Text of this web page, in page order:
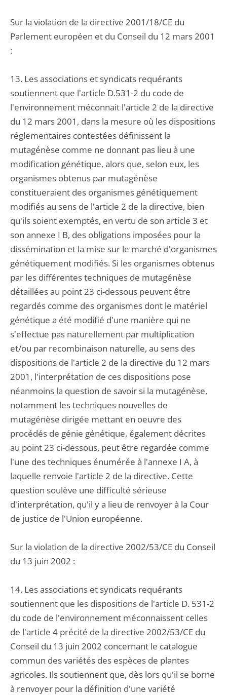
Sur la violation de la directive 2001/18/CE du
Parlement européen et du Conseil du 12 mars 2001
:
13. Les associations et syndicats requérants
soutiennent que l'article D.531-2 du code de
l'environnement méconnait l'article 2 de la directive
du 12 mars 2001, dans la mesure où les dispositions
réglementaires contestées définissent la
mutagénèse comme ne donnant pas lieu à une
modification génétique, alors que, selon eux, les
organismes obtenus par mutagénèse
constitueraient des organismes génétiquement
modifiés au sens de l'article 2 de la directive, bien
qu'ils soient exemptés, en vertu de son article 3 et
son annexe I B, des obligations imposées pour la
dissémination et la mise sur le marché d'organismes
génétiquement modifiés. Si les organismes obtenus
par les différentes techniques de mutagénèse
détaillées au point 23 ci-dessous peuvent être
regardés comme des organismes dont le matériel
génétique a été modifié d'une manière qui ne
s'effectue pas naturellement par multiplication
et/ou par recombinaison naturelle, au sens des
dispositions de l'article 2 de la directive du 12 mars
2001, l'interprétation de ces dispositions pose
néanmoins la question de savoir si la mutagénèse,
notamment les techniques nouvelles de
mutagénèse dirigée mettant en oeuvre des
procédés de génie génétique, également décrites
au point 23 ci-dessous, peut être regardée comme
l'une des techniques énumérée à l'annexe I A, à
laquelle renvoie l'article 2 de la directive. Cette
question soulève une difficulté sérieuse
d'interprétation, qu'il y a lieu de renvoyer à la Cour
de justice de l'Union européenne.
Sur la violation de la directive 2002/53/CE du Conseil
du 13 juin 2002 :
14. Les associations et syndicats requérants
soutiennent que les dispositions de l'article D. 531-2
du code de l'environnement méconnaissent celles
de l'article 4 précité de la directive 2002/53/CE du
Conseil du 13 juin 2002 concernant le catalogue
commun des variétés des espèces de plantes
agricoles. Ils soutiennent que, dès lors qu'il se borne
à renvoyer pour la définition d'une variété